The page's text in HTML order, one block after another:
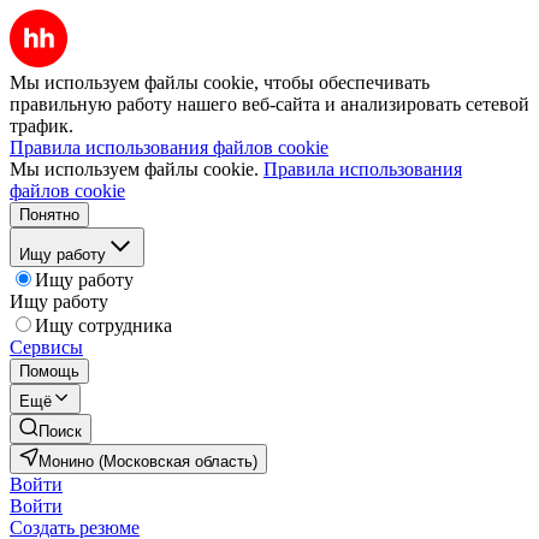
Мы используем файлы cookie, чтобы обеспечивать
правильную работу нашего веб-сайта и анализировать сетевой
трафик.
Правила использования файлов cookie
Мы используем файлы cookie. Правила использования
файлов cookie
Понятно
Ищу работу
Ищу работу
Ищу работу
Ищу сотрудника
Сервисы
Помощь
Ещё
Поиск
Монино (Московская область)
Войти
Войти
Создать резюме